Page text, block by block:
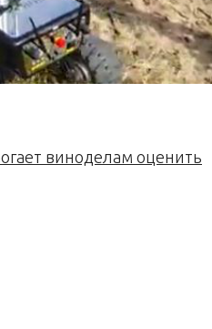
виноделам оценить